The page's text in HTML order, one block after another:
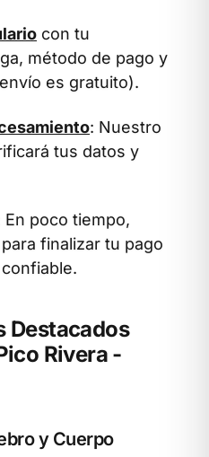
con tu
método de pago y
es gratuito).
: Nuestro
tus datos y
En poco tiempo,
finalizar tu pago
Destacados
Rivera -
y Cuerpo